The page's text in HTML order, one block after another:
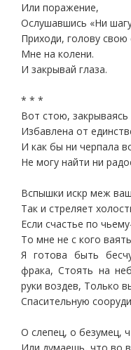
Или поражение,
Ослушавшись «Ни
Приходи, голову свою
Мне на колени.
И закрывай глаза.
* * *
Вот стою,
Избавлена от
И как бы ни черпала
Не могу найти ни
Вспышки искр меж
Так и стреляет
Если счастье по
То мне не с кого
Я готова быть
фрака, Стоять на
руки воздев, Только
Спасительную
О слепец, о безумец,